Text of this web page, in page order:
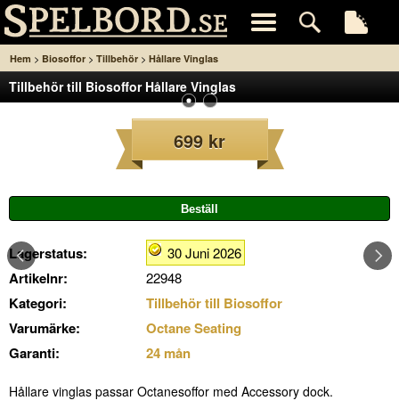
Hem > Biosoffor > Tillbehör > Hållare Vinglas
Tillbehör till Biosoffor Hållare Vinglas
699 kr
Lagerstatus: 30 Juni 2026
Artikelnr: 22948
Kategori:
Tillbehör till Biosoffor
Varumärke:
Octane Seating
Garanti:
24 mån
Hållare vinglas passar Octanesoffor med Accessory dock.